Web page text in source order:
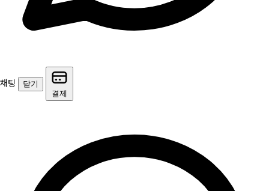
채팅
닫기
결제